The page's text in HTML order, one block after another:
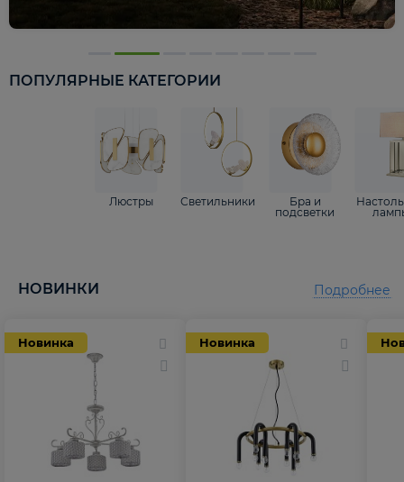
ПОПУЛЯРНЫЕ КАТЕГОРИИ
Люстры Светильники
Бра и
подсветки
НОВИНКИ
Новинка Новинка
Подробнее